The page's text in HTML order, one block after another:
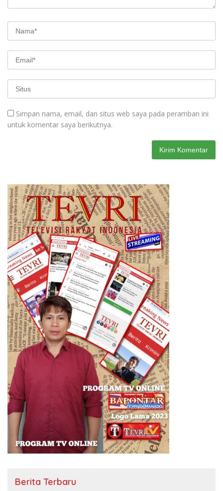
Simpan nama, email, dan situs web saya pada peramban ini
untuk komentar saya berikutnya.
Berita Terbaru